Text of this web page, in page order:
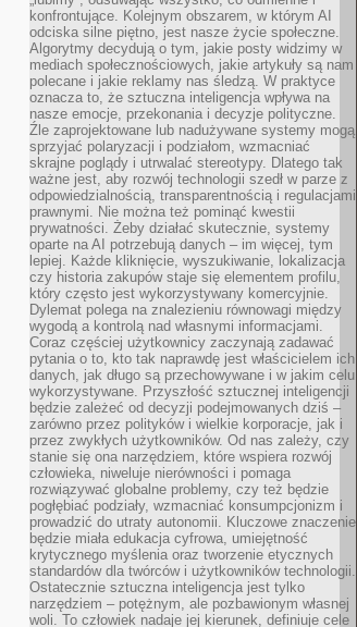
konfrontujące. Kolejnym obszarem, w którym AI
odciska silne piętno, jest nasze życie społeczne.
Algorytmy decydują o tym, jakie posty widzimy w
mediach społecznościowych, jakie artykuły są nam
polecane i jakie reklamy nas śledzą. W praktyce
oznacza to, że sztuczna inteligencja wpływa na
nasze emocje, przekonania i decyzje polityczne.
Źle zaprojektowane lub nadużywane systemy mogą
sprzyjać polaryzacji i podziałom, wzmacniać
skrajne poglądy i utrwalać stereotypy. Dlatego tak
ważne jest, aby rozwój technologii szedł w parze z
odpowiedzialnością, transparentnością i regulacjami
prawnymi. Nie można też pominąć kwestii
prywatności. Żeby działać skutecznie, systemy
oparte na AI potrzebują danych – im więcej, tym
lepiej. Każde kliknięcie, wyszukiwanie, lokalizacja
czy historia zakupów staje się elementem profilu,
który często jest wykorzystywany komercyjnie.
Dylemat polega na znalezieniu równowagi między
wygodą a kontrolą nad własnymi informacjami.
Coraz częściej użytkownicy zaczynają zadawać
pytania o to, kto tak naprawdę jest właścicielem ich
danych, jak długo są przechowywane i w jakim celu
wykorzystywane. Przyszłość sztucznej inteligencji
będzie zależeć od decyzji podejmowanych dziś –
zarówno przez polityków i wielkie korporacje, jak i
przez zwykłych użytkowników. Od nas zależy, czy
stanie się ona narzędziem, które wspiera rozwój
człowieka, niweluje nierówności i pomaga
rozwiązywać globalne problemy, czy też będzie
pogłębiać podziały, wzmacniać konsumpcjonizm i
prowadzić do utraty autonomii. Kluczowe znaczenie
będzie miała edukacja cyfrowa, umiejętność
krytycznego myślenia oraz tworzenie etycznych
standardów dla twórców i użytkowników technologii.
Ostatecznie sztuczna inteligencja jest tylko
narzędziem – potężnym, ale pozbawionym własnej
woli. To człowiek nadaje jej kierunek, definiuje cele